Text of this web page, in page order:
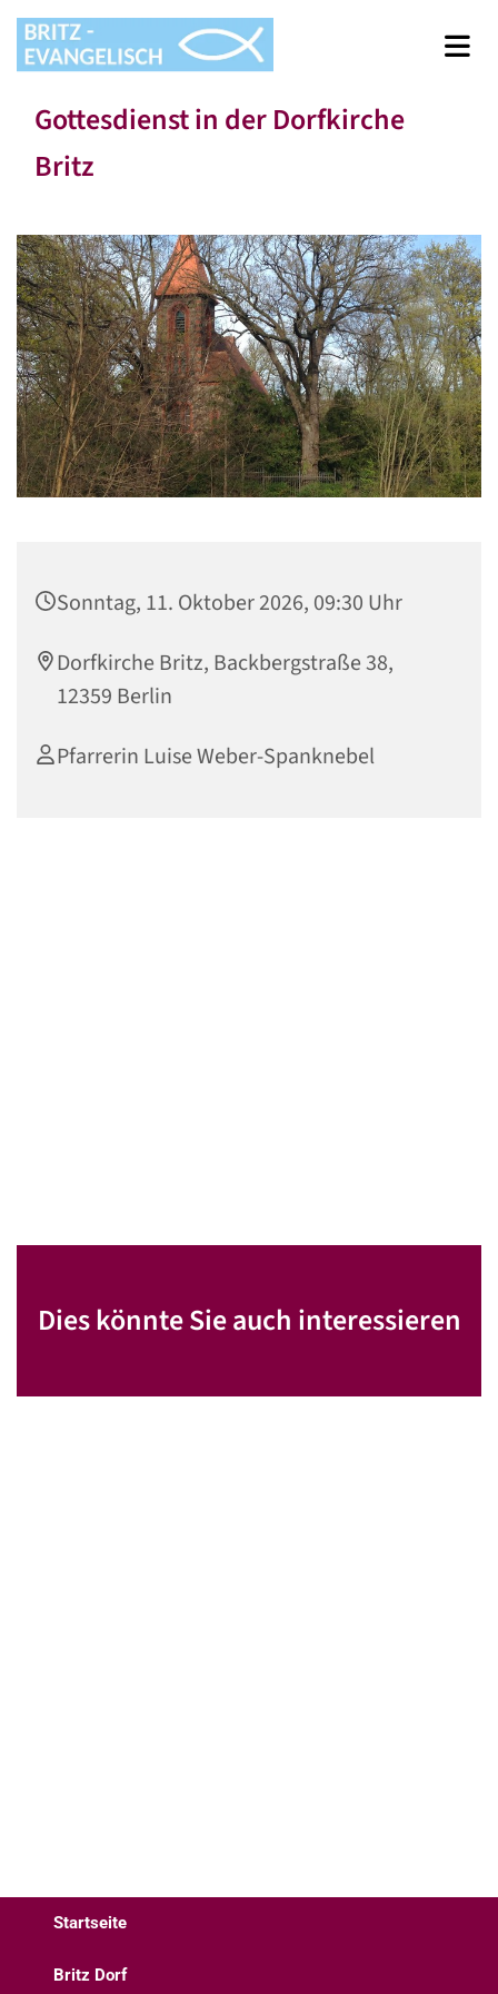
Gottesdienst in der Dorfkirche
Britz
Sonntag, 11. Oktober 2026, 09:30 Uhr
Dorfkirche Britz, Backbergstraße 38,
12359 Berlin
Pfarrerin Luise Weber-Spanknebel
Dies könnte Sie auch interessieren
Startseite
Britz Dorf